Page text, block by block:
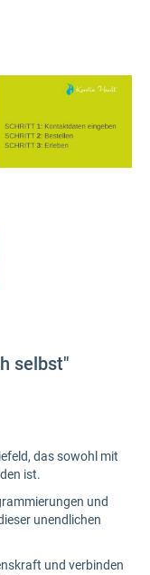
selbst"
das sowohl mit
ist.
und
unendlichen
und verbinden